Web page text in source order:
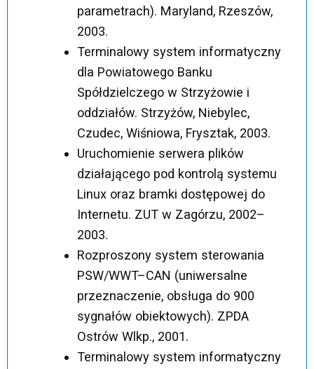
parametrach). Maryland, Rzeszów,
2003.
Terminalowy system informatyczny
dla Powiatowego Banku
Spółdzielczego w Strzyżowie i
oddziałów. Strzyżów, Niebylec,
Czudec, Wiśniowa, Frysztak, 2003.
Uruchomienie serwera plików
działającego pod kontrolą systemu
Linux oraz bramki dostępowej do
Internetu. ZUT w Zagórzu, 2002–
2003.
Rozproszony system sterowania
PSW/WWT–CAN (uniwersalne
przeznaczenie, obsługa do 900
sygnałów obiektowych). ZPDA
Ostrów Wlkp., 2001.
Terminalowy system informatyczny